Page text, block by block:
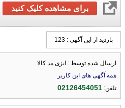
برای مشاهده کلیک کنید
بازدید از این آگهی : 123
ارسال شده توسط : ایزی مد کالا
همه آگهی های این کاربر
تلفن:02126454051